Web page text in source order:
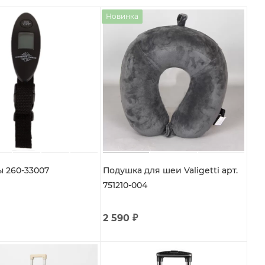
260-33007
Новинка
Подушка для шеи Valigetti арт.
751210-004
2 590 ₽